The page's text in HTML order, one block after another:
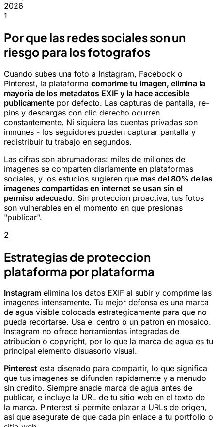
2026
1
Por que las redes sociales son un
riesgo para los fotografos
Cuando subes una foto a Instagram, Facebook o
Pinterest, la plataforma comprime tu imagen, elimina la
mayoria de los metadatos EXIF y la hace accesible
publicamente por defecto. Las capturas de pantalla, re-
pins y descargas con clic derecho ocurren
constantemente. Ni siquiera las cuentas privadas son
inmunes - los seguidores pueden capturar pantalla y
redistribuir tu trabajo en segundos.
Las cifras son abrumadoras: miles de millones de
imagenes se comparten diariamente en plataformas
sociales, y los estudios sugieren que mas del 80% de las
imagenes compartidas en internet se usan sin el
permiso adecuado. Sin proteccion proactiva, tus fotos
son vulnerables en el momento en que presionas
"publicar".
2
Estrategias de proteccion
plataforma por plataforma
Instagram elimina los datos EXIF al subir y comprime las
imagenes intensamente. Tu mejor defensa es una marca
de agua visible colocada estrategicamente para que no
pueda recortarse. Usa el centro o un patron en mosaico.
Instagram no ofrece herramientas integradas de
atribucion o copyright, por lo que la marca de agua es tu
principal elemento disuasorio visual.
Pinterest esta disenado para compartir, lo que significa
que tus imagenes se difunden rapidamente y a menudo
sin credito. Siempre anade marca de agua antes de
publicar, e incluye la URL de tu sitio web en el texto de
la marca. Pinterest si permite enlazar a URLs de origen,
asi que asegurate de que cada pin enlace a tu portfolio o